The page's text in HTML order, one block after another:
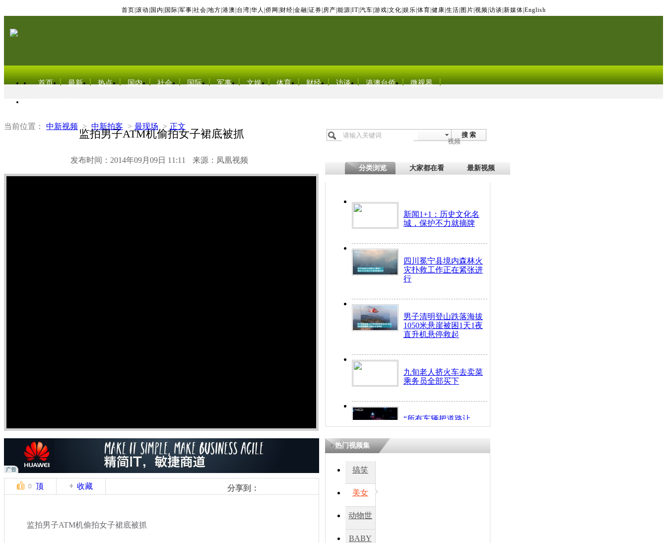
首页 滚动 国内 国际 军事 社会 地方 港澳 台湾 华人 侨网 财经 金融 证券 房产 能源 IT| 汽车 游戏 文化 娱乐 体育 健康 生活 图片 视频 访谈 新媒体 English
首页 最新 热点 国内 社会 国际 军事 文娱 体育 财经 访谈 港澳台侨 微视界
当前位置： 中新视频 > 中新拍客 > 最现场 > 正文
监拍男子ATM机偷拍女子裙底被抓
发布时间：2014年09月09日 11:11 来源：凤凰视频
搜 索
视频
分类浏览 大家都在看 最新视频
新闻1+1：历史文化名
城，保护不力就摘牌
四川冕宁县境内森林火
灾扑救工作正在紧张进
行
男子清明登山跌落海拔
1050米悬崖被困1天1夜
直升机悬停救起
九旬老人挤火车去卖菜
乘务员全部买下
“所有车辆把道路让
开！”儿童突发疾病交
0 顶 收藏 分享到：
监拍男子ATM机偷拍女子裙底被抓
热门视频集
搞笑
美女
动物世
BABY